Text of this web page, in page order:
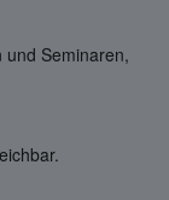
und Seminaren,